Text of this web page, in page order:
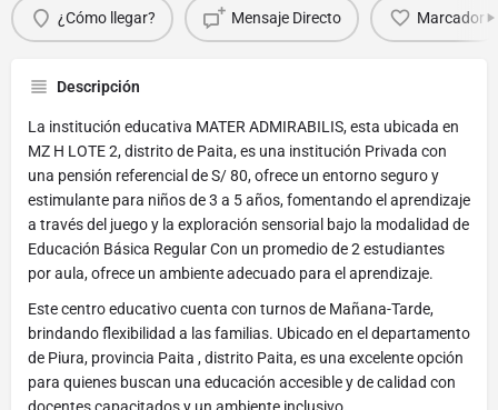
¿Cómo llegar? Mensaje Directo Marcador
Descripción
La institución educativa MATER ADMIRABILIS, esta ubicada en
MZ H LOTE 2, distrito de Paita, es una institución Privada con
una pensión referencial de S/ 80, ofrece un entorno seguro y
estimulante para niños de 3 a 5 años, fomentando el aprendizaje
a través del juego y la exploración sensorial bajo la modalidad de
Educación Básica Regular Con un promedio de 2 estudiantes
por aula, ofrece un ambiente adecuado para el aprendizaje.
Este centro educativo cuenta con turnos de Mañana-Tarde,
brindando flexibilidad a las familias. Ubicado en el departamento
de Piura, provincia Paita , distrito Paita, es una excelente opción
para quienes buscan una educación accesible y de calidad con
docentes capacitados y un ambiente inclusivo.